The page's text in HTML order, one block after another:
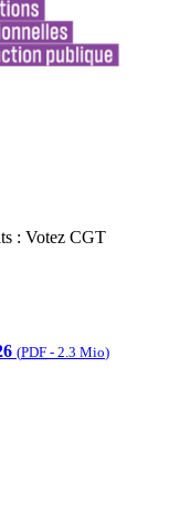
: Votez CGT
(PDF - 2.3 Mio)